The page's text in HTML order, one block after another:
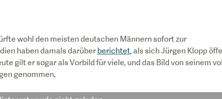
wohl den meisten deutschen Männern sofort zur
haben damals darüber berichtet, als sich Jürgen Klopp
gilt er sogar als Vorbild für viele, und das Bild von seinem
genommen,